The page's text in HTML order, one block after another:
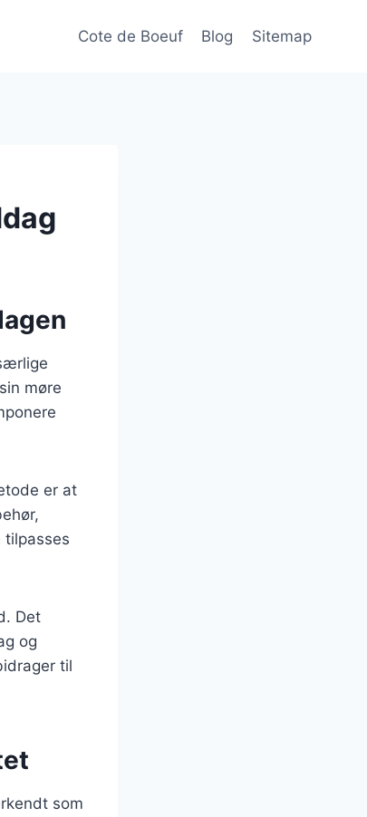
Cote de Boeuf Blog Sitemap
møre
er at
tilpasses
Det
og
til
som